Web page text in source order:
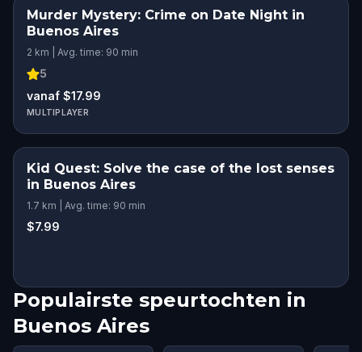
Murder Mystery: Crime on Date Night in
Buenos Aires
2 km | Avg. time: 90 min
5
vanaf $17.99
MULTIPLAYER
Kid Quest: Solve the case of the lost senses
in Buenos Aires
1.7 km | Avg. time: 90 min
$7.99
Populairste speurtochten in
Buenos Aires